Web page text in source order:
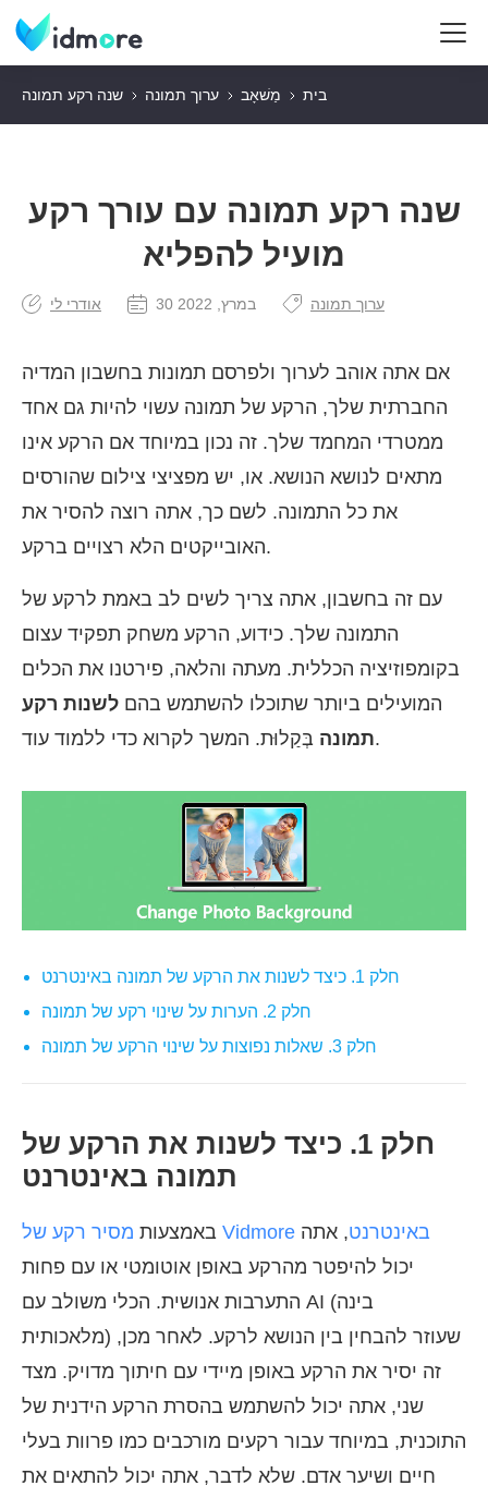
בית מַשׁאָב ערוך תמונה שנה רקע תמונה
שנה רקע תמונה עם עורך רקע
מועיל להפליא
אודרי לי 30 במרץ, 2022 ערוך תמונה
אם אתה אוהב לערוך ולפרסם תמונות בחשבון המדיה
החברתית שלך, הרקע של תמונה עשוי להיות גם אחד
ממטרדי המחמד שלך. זה נכון במיוחד אם הרקע אינו
מתאים לנושא הנושא. או, יש מפציצי צילום שהורסים
את כל התמונה. לשם כך, אתה רוצה להסיר את
האובייקטים הלא רצויים ברקע.
עם זה בחשבון, אתה צריך לשים לב באמת לרקע של
התמונה שלך. כידוע, הרקע משחק תפקיד עצום
בקומפוזיציה הכללית. מעתה והלאה, פירטנו את הכלים
המועילים ביותר שתוכלו להשתמש בהם לשנות רקע
תמונהבְּקַלוּת. המשך לקרוא כדי ללמוד עוד.
חלק 1. כיצד לשנות את הרקע של תמונה באינטרנט
חלק 2. הערות על שינוי רקע של תמונה
חלק 3. שאלות נפוצות על שינוי הרקע של תמונה
חלק 1. כיצד לשנות את הרקע של
תמונה באינטרנט
באמצעות מסיר רקע של Vidmore באינטרנט, אתה
יכול להיפטר מהרקע באופן אוטומטי או עם פחות
התערבות אנושית. הכלי משולב עם AI (בינה
מלאכותית) שעוזר להבחין בין הנושא לרקע. לאחר מכן,
זה יסיר את הרקע באופן מיידי עם חיתוך מדויק. מצד
שני, אתה יכול להשתמש בהסרת הרקע הידנית של
התוכנית, במיוחד עבור רקעים מורכבים כמו פרוות בעלי
חיים ושיער אדם. שלא לדבר, אתה יכול להתאים את